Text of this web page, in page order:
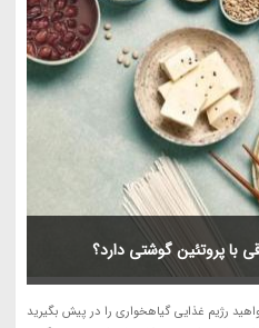
با پروتئین گوشتی دارد؟
رژیم غذایی گیاهخواری را در پیش بگیرید